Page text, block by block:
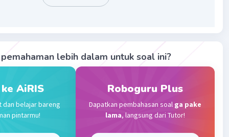
Bahasa Makassar. Lagu ini diciptakan oleh Arsyad
dipopulerkan oleh Aulia Anas dan Salma Rani. Dalam
·0.0(0) Balas
lebih dalam untuk soal ini?
AiRIS
dan belajar bareng
pintarmu!
Roboguru Plus
Dapatkan pembahasan soal ga pake
lama, langsung dari Tutor!